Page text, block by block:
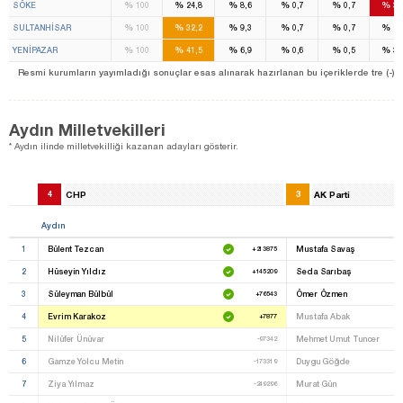
SÖKE % 100 % 24,8 % 8,6 %0,7 % 0,7 %
SULTANHİSAR % 100 % 32,2 % 9,3 %0,7 % 0,7 %
YENİPAZAR % 100 % 41,5 % 6,9 %0,6 % 0,5 %
Resmi kurumların yayımladığı sonuçlar esas alınarak hazırlanan bu içeriklerde tre
Aydın Milletvekilleri
* Aydın ilinde milletvekilliği kazanan adayları gösterir.
4 CHP 3 AK Parti
Aydın
1 Bülent Tezcan +213875 Mustafa Savaş
2 Hüseyin Yıldız +145209 Seda Sarıbaş
3 Süleyman Bülbül +76543 Ömer Özmen
4 Evrim Karakoz +7877 Mustafa Abak
5 Nilüfer Ünüvar -97342 Mehmet Umut Tuncer
6 Gamze Yolcu Metin -173319 Duygu Göğde
7 Ziya Yılmaz -249296 Murat Gün